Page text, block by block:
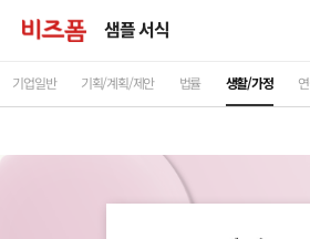
샘플 서식
기업일반 기획/계획/제안 법률 생활/가정